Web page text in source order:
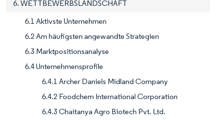
6. WETTBEWERBSLANDSCHAFT
6.1 Aktivste Unternehmen
6.2 Am häufigsten angewandte Strategien
6.3 Marktpositionsanalyse
6.4 Unternehmensprofile
6.4.1 Archer Daniels Midland Company
6.4.2 Foodchem International Corporation
6.4.3 Chaitanya Agro Biotech Pvt. Ltd.